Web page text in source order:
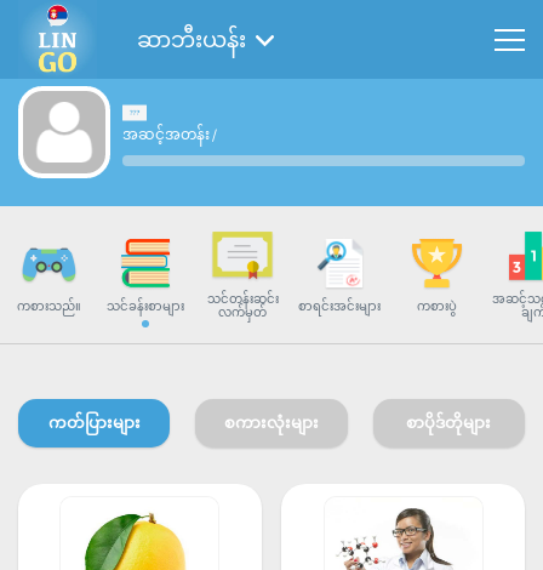
ဆာဘီးယန်း
အဆင့်အတန်း/
ကစားသည်။ သင်ခန်းစာများ
သင်တန်းဆင်း
လက်မှတ်
စာရင်းအင်းများ ကစားပွဲ
အဆင့်သ
ချ
ကတ်ပြားများ စကားလုံးများ စာပိုဒ်တိုများ